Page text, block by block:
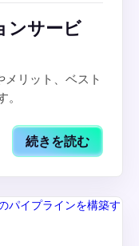
ンサービ
リット、ベスト
続きを読む